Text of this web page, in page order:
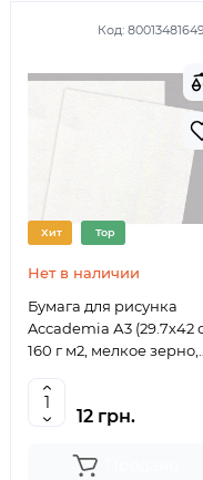
Код:
Хит Top
Нет в наличии
Бумага для рисунка
Accademia А3 (29.7х42
160 г м2, мелкое зерно,
12 грн.